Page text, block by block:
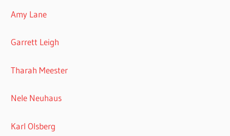
Amy Lane
Garrett Leigh
Tharah Meester
Nele Neuhaus
Karl Olsberg